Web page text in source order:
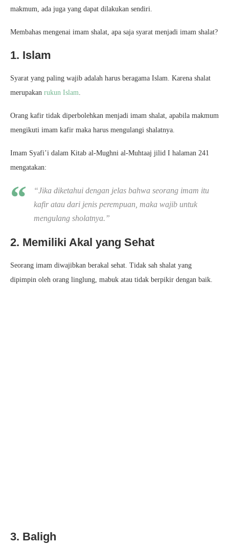
makmum, ada juga yang dapat dilakukan sendiri.
Membahas mengenai imam shalat, apa saja syarat menjadi imam shalat?
1. Islam
Syarat yang paling wajib adalah harus beragama Islam. Karena shalat
merupakan rukun Islam.
Orang kafir tidak diperbolehkan menjadi imam shalat, apabila makmum
mengikuti imam kafir maka harus mengulangi shalatnya.
Imam Syafi’i dalam Kitab al-Mughni al-Muhtaaj jilid I halaman 241
mengatakan:
“Jika diketahui dengan jelas bahwa seorang imam itu
kafir atau dari jenis perempuan, maka wajib untuk
mengulang sholatnya.”
2. Memiliki Akal yang Sehat
Seorang imam diwajibkan berakal sehat. Tidak sah shalat yang
dipimpin oleh orang linglung, mabuk atau tidak berpikir dengan baik.
3. Baligh